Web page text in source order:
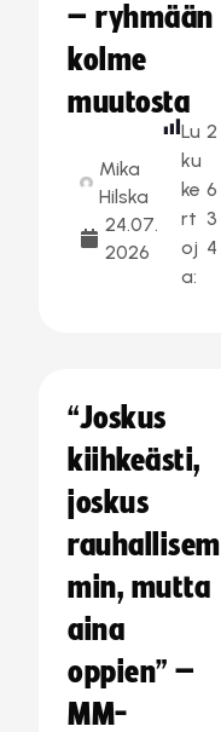
– ryhmään
kolme
muutosta
Mika
Hilska
24.07.
2026
Lu
ku
ke
rt
oj
a:
2
6
3
4
“Joskus
kiihkeästi,
joskus
rauhallisem
min, mutta
aina
oppien” –
MM-